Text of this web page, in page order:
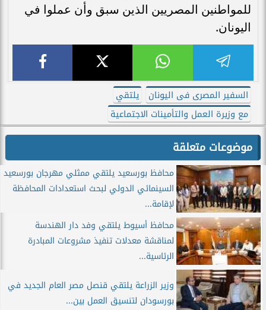
للمواطنين المصريين الذين سبق وأن عملوا في
اليونان.
السفير المصرى فى اليونان
يلتقي
مع وزيرة العمل والتأمينات الاجتماعية
موضوعات متعلقة
محافظ بورسعيد يلتقي ممثلي مهرجان بورسعيد
السينمائي الدولي لبحث استعدادات المحافظة
لإقامة...
محافظ أسيوط يلتقي وفد دار الهندسة
لمناقشة معدلات تنفيذ مشروعات المبادرة
الرئاسية...
وزير الزراعة يلتقي قنصل مصر العام الجديد في
بورسودان لتنسيق العمل بين...